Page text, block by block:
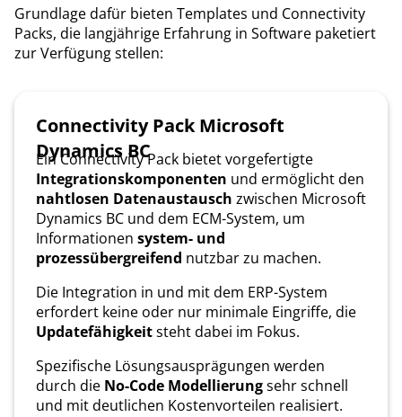
Grundlage dafür bieten Templates und Connectivity
Packs, die langjährige Erfahrung in Software paketiert
zur Verfügung stellen:
Connectivity Pack Microsoft
Dynamics BC
Ein Connectivity Pack bietet vorgefertigte
Integrationskomponenten und ermöglicht den
nahtlosen Datenaustausch zwischen Microsoft
Dynamics BC und dem ECM-System, um
Informationen system- und
prozessübergreifend nutzbar zu machen.
Die Integration in und mit dem ERP-System
erfordert keine oder nur minimale Eingriffe, die
Updatefähigkeitsteht dabei im Fokus.
Spezifische Lösungsausprägungen werden
durch die No-Code Modellierungsehr schnell
und mit deutlichen Kostenvorteilen realisiert.